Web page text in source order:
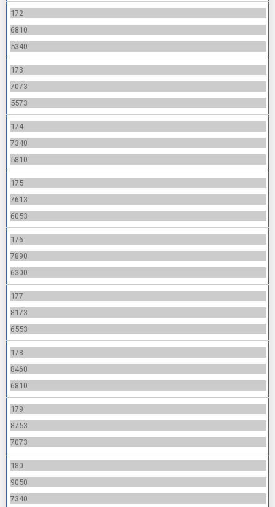
172
6810
5340
173
7073
5573
174
7340
5810
175
7613
6053
176
7890
6300
177
8173
6553
178
8460
6810
179
8753
7073
180
9050
7340